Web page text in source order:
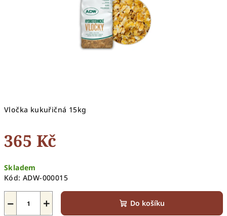
Vločka kukuřičná 15kg
365 Kč
cena:
Skladem
Kód: ADW-000015
+
− Do košíku